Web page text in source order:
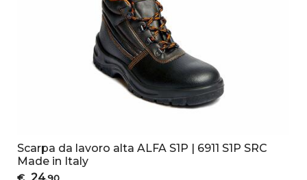
Scarpa da lavoro alta ALFA S1P | 6911 S1P SRC
Made in Italy